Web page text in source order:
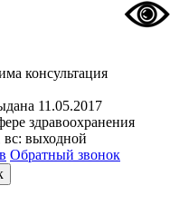
консультация
11.05.2017
здравоохранения
вс: выходной
Обратный звонок